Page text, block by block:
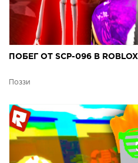
ПОБЕГ ОТ SCP-096 В ROBLOX
Поззи